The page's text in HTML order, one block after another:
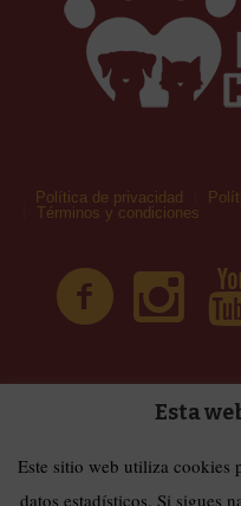
Política de privacidad
Términos y condiciones
Términos y condiciones
|
Esta
Este sitio web utiliza cookies
datos estadísticos. Si sigues